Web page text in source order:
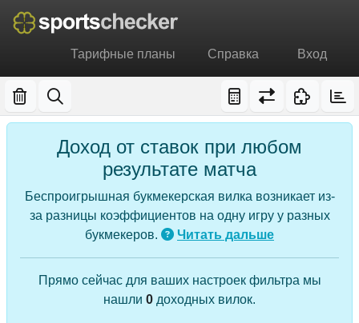
Тарифные планы Справка Вход
Доход от ставок при любом
результате матча
Беспроигрышная букмекерская вилка возникает из-
за разницы коэффициентов на одну игру у разных
букмекеров.
Читать дальше
Прямо сейчас для ваших настроек фильтра мы
нашли 0 доходных вилок.